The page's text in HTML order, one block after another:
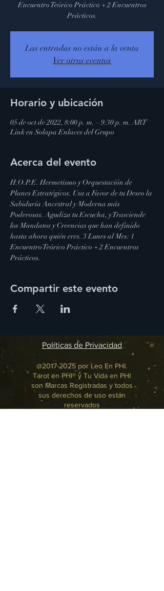
Encuentro Teórico Práctico + 2 Encuentros
Prácticos.
Las entradas no están a la venta
Ver otros eventos
Horario y ubicación
05 de oct de 2022, 8:00 p. m. – 9:30 p. m. ART
Link en Solapa Enlaces del Grupo
Acerca del evento
H.O.P.E. Hermetismo y Orquestación de
Planes Estratégicos. Usa a Favor de tu Deseo la
Sabiduría Ancestral y Moderna más
Poderosas. Agudiza tu Escucha, y Trasciende
los Mandatos y Creencias que han definido
hasta ahora quién eres. 3 Lunes al Mes: 1
Encuentro Teórico Práctico + 2 Encuentros
Prácticos.
Compartir este evento
Políticas de Privacidad
@2017-2025 por Leo En PHI.
Tarot en PHI® y Tu Vida en PHI
son Marcas Registradas y todos
sus derechos de uso están
reservados